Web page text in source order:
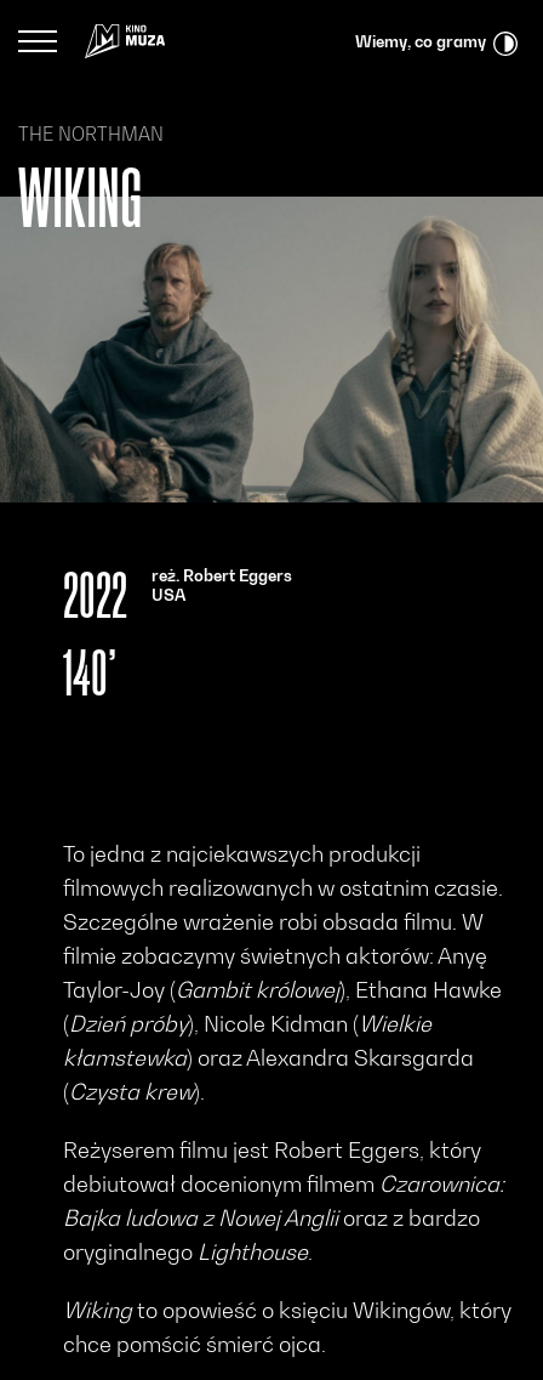
Logo Kina Muza Wiemy, co gramy
THE NORTHMAN
WIKING
reż. Robert Eggers
USA
2022
140’
To jedna z najciekawszych produkcji
filmowych realizowanych w ostatnim czasie.
Szczególne wrażenie robi obsada filmu. W
filmie zobaczymy świetnych aktorów: Anyę
Taylor-Joy (Gambit królowej), Ethana Hawke
(Dzień próby), Nicole Kidman (Wielkie
kłamstewka) oraz Alexandra Skarsgarda
(Czysta krew).
Reżyserem filmu jest Robert Eggers, który
debiutował docenionym filmem Czarownica:
Bajka ludowa z Nowej Angliioraz z bardzo
oryginalnego Lighthouse.
Wikingto opowieść o księciu Wikingów, który
chce pomścić śmierć ojca.